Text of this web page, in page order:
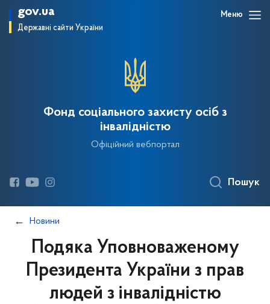
gov.ua
Державні сайти України
Меню
Фонд соціального захисту осіб з
інвалідністю
Офіційний вебпортал
Пошук
Новини
Подяка Уповноваженому
Президента України з прав
людей з інвалідністю